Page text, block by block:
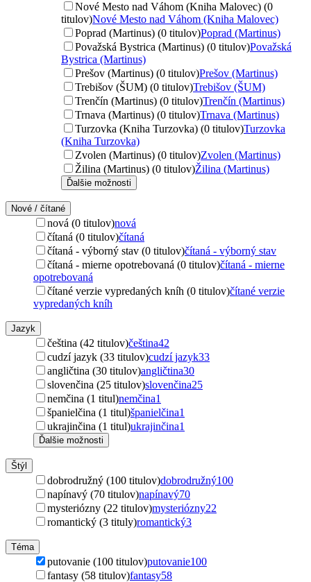
Nové Mesto nad Váhom (Kniha Malovec) (0
titulov)Nové Mesto nad Váhom (Kniha Malovec)
Poprad (Martinus) (0 titulov)Poprad (Martinus)
Považská Bystrica (Martinus) (0 titulov)Považská
Bystrica (Martinus)
Prešov (Martinus) (0 titulov)Prešov (Martinus)
Trebišov (ŠUM) (0 titulov)Trebišov (ŠUM)
Trenčín (Martinus) (0 titulov)Trenčín (Martinus)
Trnava (Martinus) (0 titulov)Trnava (Martinus)
Turzovka (Kniha Turzovka) (0 titulov)Turzovka
(Kniha Turzovka)
Zvolen (Martinus) (0 titulov)Zvolen (Martinus)
Žilina (Martinus) (0 titulov)Žilina (Martinus)
Ďalšie možnosti
Nové / čítané
nová (0 titulov)nová
čítaná (0 titulov)čítaná
čítaná - výborný stav (0 titulov)čítaná - výborný stav
čítaná - mierne opotrebovaná (0 titulov)čítaná - mierne
opotrebovaná
čítané verzie vypredaných kníh (0 titulov)čítané verzie
vypredaných kníh
Jazyk
čeština (42 titulov)čeština42
cudzí jazyk (33 titulov)cudzí jazyk33
angličtina (30 titulov)angličtina30
slovenčina (25 titulov)slovenčina25
nemčina (1 titul)nemčina1
španielčina (1 titul)španielčina1
ukrajinčina (1 titul)ukrajinčina1
Ďalšie možnosti
Štýl
dobrodružný (100 titulov)dobrodružný100
napínavý (70 titulov)napínavý70
mysteriózny (22 titulov)mysteriózny22
romantický (3 tituly)romantický3
Téma
putovanie (100 titulov)putovanie100
fantasy (58 titulov)fantasy58